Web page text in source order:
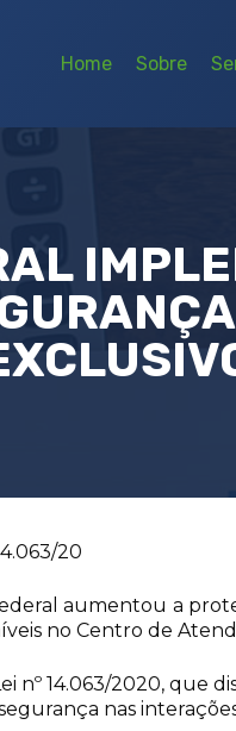
Home Sobre
20
aumentou a
no Centro de
nº 14.063/2020, que
nas